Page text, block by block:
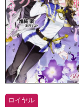
ロイヤル